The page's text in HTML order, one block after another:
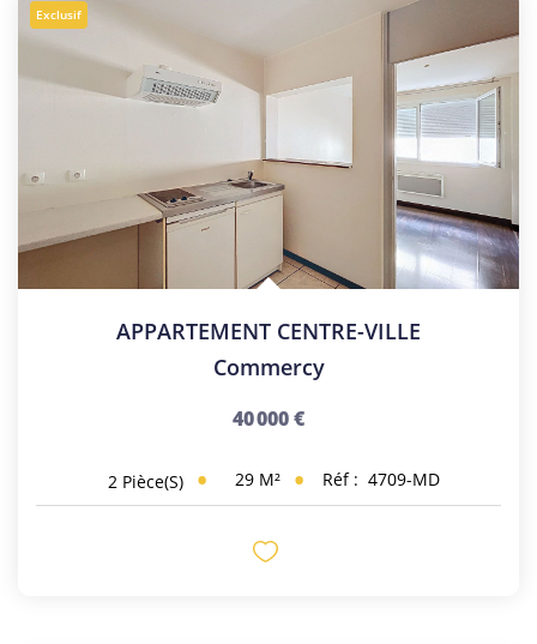
Exclusif
APPARTEMENT CENTRE-VILLE
Commercy
40 000 €
2 Pièce(s) 29 M² Réf : 4709-MD